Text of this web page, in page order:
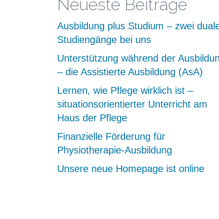
Neueste Beiträge
Ausbildung plus Studium – zwei
Studiengänge bei uns
Unterstützung während der
– die Assistierte Ausbildung (AsA)
Lernen, wie Pflege wirklich ist –
situationsorientierter Unterricht am
Haus der Pflege
Finanzielle Förderung für
Physiotherapie-Ausbildung
Unsere neue Homepage ist online